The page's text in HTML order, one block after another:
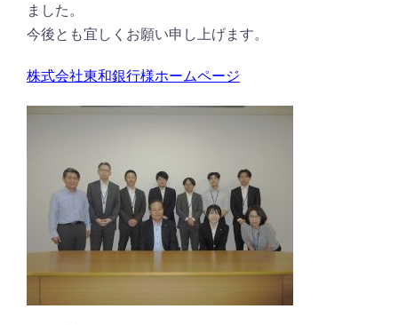
ました。
今後とも宜しくお願い申し上げます。
株式会社東和銀行様ホームページ